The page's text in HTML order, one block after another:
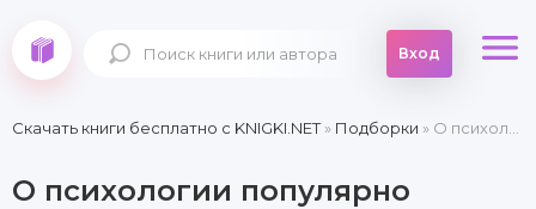
Вход
Скачать книги бесплатно c KNIGKI.NET» Подборки » О психологии популярно
О психологии популярно